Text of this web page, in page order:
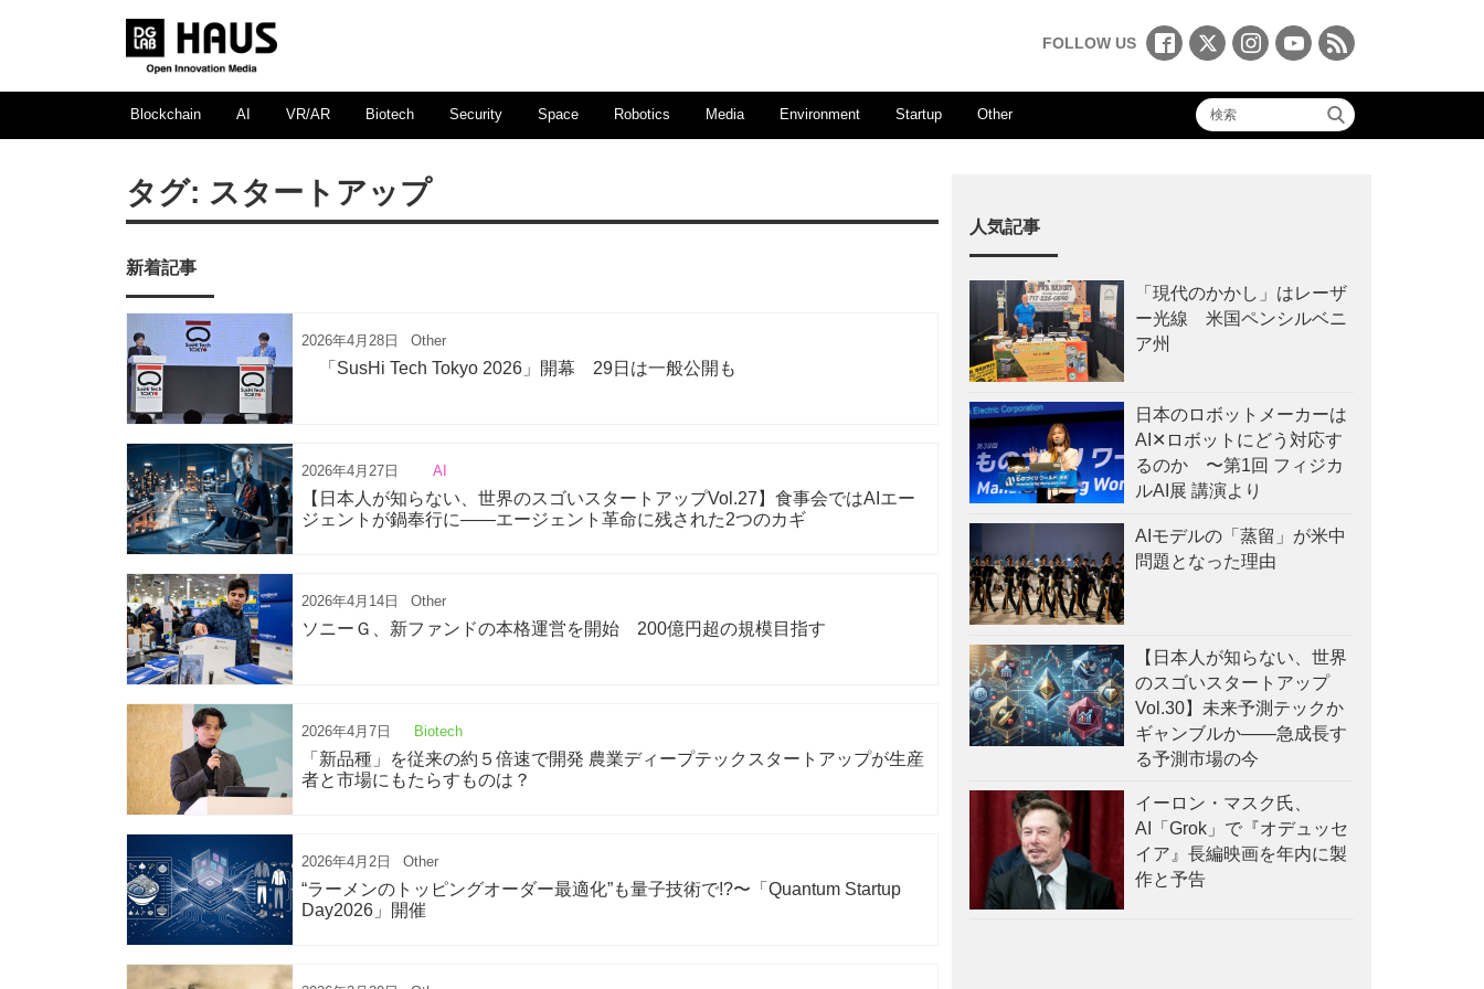
FOLLOW US
Blockchain AI VR/AR Biotech Security Space Robotics Media Environment Startup Other
タグ: スタートアップ
新着記事
2026年4月28日 Other
「SusHi Tech Tokyo 2026」開幕 29日は一般公開も
2026年4月27日 AI
【日本人が知らない、世界のスゴいスタートアップVol.27】食事会ではAIエー
ジェントが鍋奉行に——エージェント革命に残された2つのカギ
2026年4月14日 Other
ソニーＧ、新ファンドの本格運営を開始 200億円超の規模目指す
2026年4月7日 Biotech
「新品種」を従来の約５倍速で開発 農業ディープテックスタートアップが生産
者と市場にもたらすものは？
2026年4月2日 Other
“ラーメンのトッピングオーダー最適化”も量子技術で!?〜「Quantum Startup
Day2026」開催
人気記事
「現代のかかし」はレーザ
ー光線 米国ペンシルベニ
ア州
日本のロボットメーカーは
AI✕ロボットにどう対応す
るのか 〜第1回 フィジカ
ルAI展 講演より
AIモデルの「蒸留」が米中
問題となった理由
【日本人が知らない、世界
のスゴいスタートアップ
Vol.30】未来予測テックか
ギャンブルか——急成長す
る予測市場の今
イーロン・マスク氏、
AI「Grok」で『オデュッセ
イア』長編映画を年内に製
作と予告